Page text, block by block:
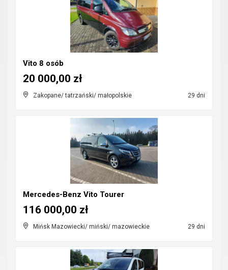
Vito 8 osób
Zakopane/ tatrzański/ małopolskie 29 dni
20 000,00 zł
Mercedes-Benz Vito Tourer
Mińsk Mazowiecki/ miński/ mazowieckie 29 dni
116 000,00 zł